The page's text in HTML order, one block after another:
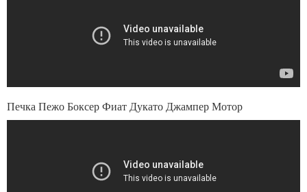
Печка Пежо Боксер Фиат Дукато Джампер Мотор